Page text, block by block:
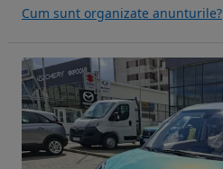
Cum sunt organizate anunturile?